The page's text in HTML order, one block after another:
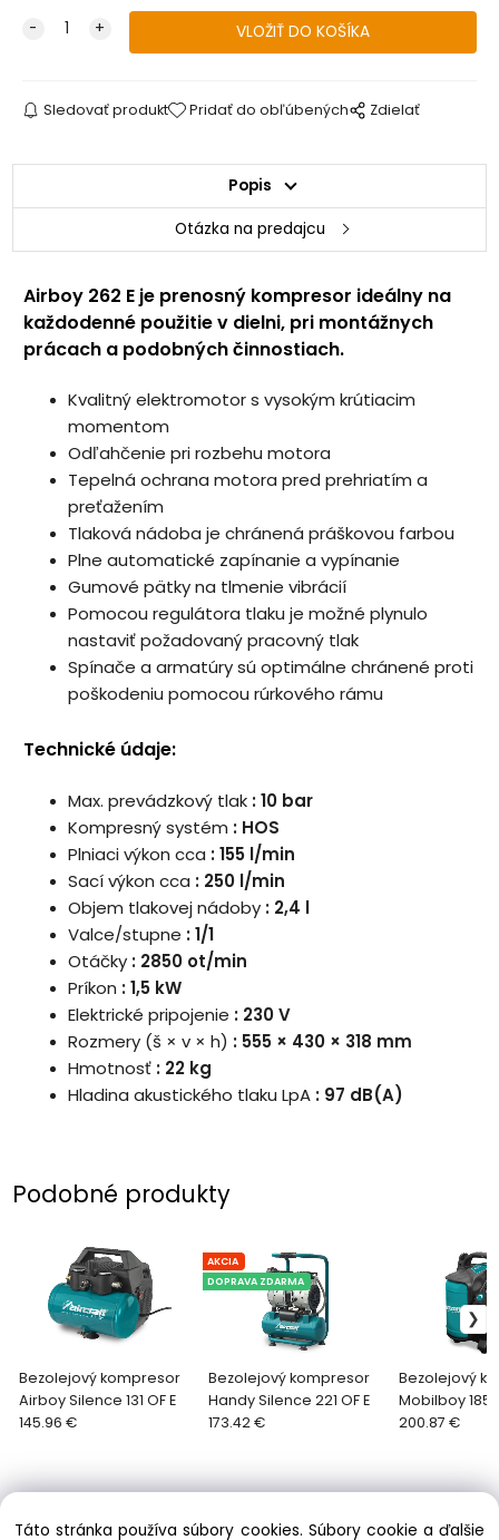
Sledovať produkt Pridať do obľúbených Zdielať
Popis
Otázka na predajcu
Airboy 262 E je prenosný kompresor ideálny na
každodenné použitie v dielni, pri montážnych
prácach a podobných činnostiach.
Kvalitný elektromotor s vysokým krútiacim
momentom
Odľahčenie pri rozbehu motora
Tepelná ochrana motora pred prehriatím a
preťažením
Tlaková nádoba je chránená práškovou farbou
Plne automatické zapínanie a vypínanie
Gumové pätky na tlmenie vibrácií
Pomocou regulátora tlaku je možné plynulo
nastaviť požadovaný pracovný tlak
Spínače a armatúry sú optimálne chránené proti
poškodeniu pomocou rúrkového rámu
Technické údaje:
Max. prevádzkový tlak : 10 bar
Kompresný systém : HOS
Plniaci výkon cca : 155 l/min
Sací výkon cca : 250 l/min
Objem tlakovej nádoby : 2,4 l
Valce/stupne : 1/1
Otáčky : 2850 ot/min
Príkon : 1,5 kW
Elektrické pripojenie : 230 V
Rozmery (š × v × h) : 555 × 430 × 318 mm
Hmotnosť : 22 kg
Hladina akustického tlaku LpA : 97 dB(A)
Podobné produkty
Bezolejový kompresor
Airboy Silence 131 OF E
145.96 €
Bezolejový kompresor
Handy Silence 221 OF E
AKCIA
DOPRAVA ZDARMA
173.42 €
Bezolejový
Mobilboy 185
200.87 €
Táto stránka používa súbory cookies. Súbory cookie a ďalšie